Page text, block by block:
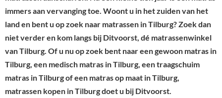
immers aan vervanging toe. Woont u in het zuiden van het
land en bent u op zoek naar matrassen in Tilburg? Zoek dan
niet verder en kom langs bij Ditvoorst, dé matrassenwinkel
van Tilburg. Of u nu op zoek bent naar een gewoon matras in
Tilburg, een medisch matras in Tilburg, een traagschuim
matras in Tilburg of een matras op maat in Tilburg,
matrassen kopen in Tilburg doet u bij Ditvoorst.